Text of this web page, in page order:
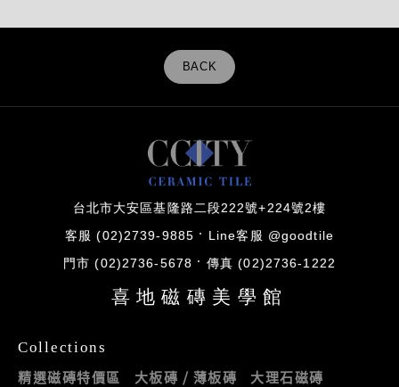
BACK
台北市大安區基隆路二段222號+224號2樓
客服 (02)2739-9885 Line客服 @goodtile
門市 (02)2736-5678 傳真 (02)2736-1222
喜地磁磚美學館
Collections
精選磁磚特價區 大板磚 / 薄板磚
大理石磁磚